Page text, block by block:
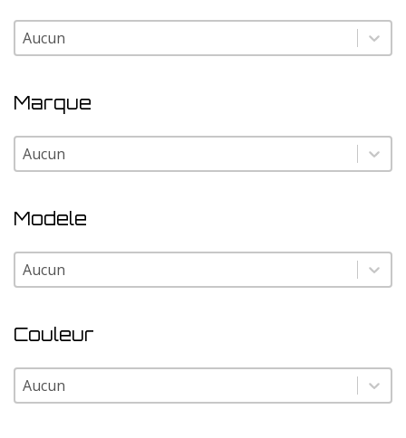
Pays
Pays
Marque
Marque
Marque
Modele
Modele
Modele
Couleur
Couleur
Couleur